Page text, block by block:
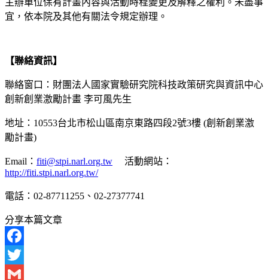
主辦單位保有計畫內容與活動時程變更及解釋之權利。未盡事
宜，依本院及其他有關法令規定辦理。
【聯絡資訊】
聯絡窗口：財團法人國家實驗研究院科技政策研究與資訊中心
創新創業激勵計畫 李可風先生
地址：10553台北市松山區南京東路四段2號3樓 (創新創業激
勵計畫)
Email： fiti@stpi.narl.org.tw 活動網站：
http://fiti.stpi.narl.org.tw/
電話：02-87711255、02-27377741
分享本篇文章
Facebook
Twitter